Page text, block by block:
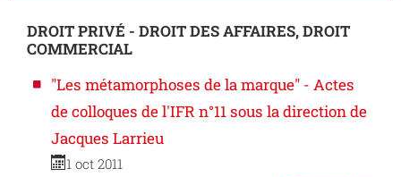
DROIT PRIVÉ - DROIT DES AFFAIRES, DROIT
COMMERCIAL
"Les métamorphoses de la marque" - Actes
de colloques de l'IFR n°11 sous la direction de
Jacques Larrieu
1 oct 2011